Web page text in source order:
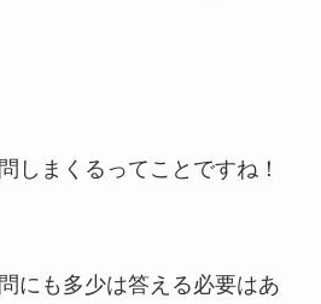
しまくるってことですね！
にも多少は答える必要はあ